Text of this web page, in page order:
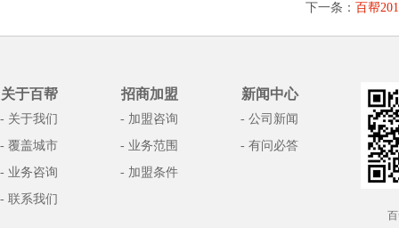
下一条： 百帮
关于百帮
- 关于我们
- 覆盖城市
- 业务咨询
- 联系我们
招商加盟
- 加盟咨询
- 业务范围
- 加盟条件
新闻中心
- 公司新闻
- 有问必答